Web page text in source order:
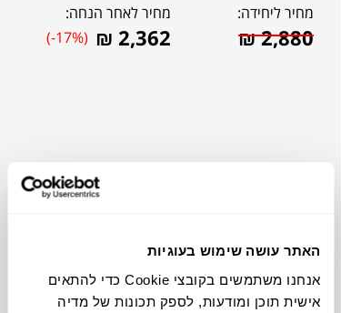
האתר עושה שימוש בעוגיות
אנחנו משתמשים בקובצי Cookie כדי להתאים
אישית תוכן ומודעות, לספק תכונות של מדיה
מחיר ליחידה:
₪2,880
מחיר לאחר הנחה:
₪ 2,362
(-17%)
להדמיית AI Design